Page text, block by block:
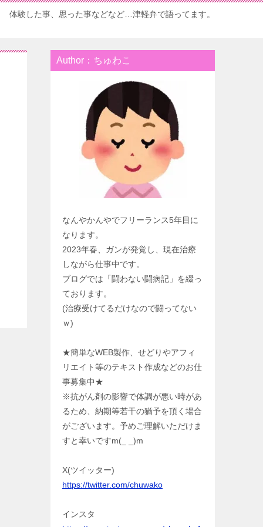
体験した事、思った事などなど…津軽弁で語ってます。
Author：ちゅわこ
なんやかんやでフリーランス5年目に
なります。
2023年春、ガンが発覚し、現在治療
しながら仕事中です。
ブログでは「闘わない闘病記」を綴っ
ております。
(治療受けてるだけなので闘ってない
ｗ)
★簡単なWEB製作、せどりやアフィ
リエイト等のテキスト作成などのお仕
事募集中★
※抗がん剤の影響で体調が悪い時があ
るため、納期等若干の猶予を頂く場合
がございます。予めご理解いただけま
すと幸いですm(_ _)m
X(ツイッター)
https://twitter.com/chuwako
インスタ